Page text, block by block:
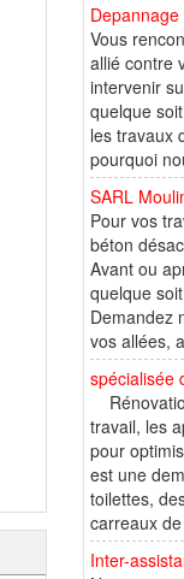
Vous
allié contre
intervenir
quelque
les travaux
pourquoi
SARL
Pour vos
béton
Avant ou
quelque
Demandez
vos allées,
spécialisée
travail, les
pour
est une
toilettes,
carreaux
Inter-